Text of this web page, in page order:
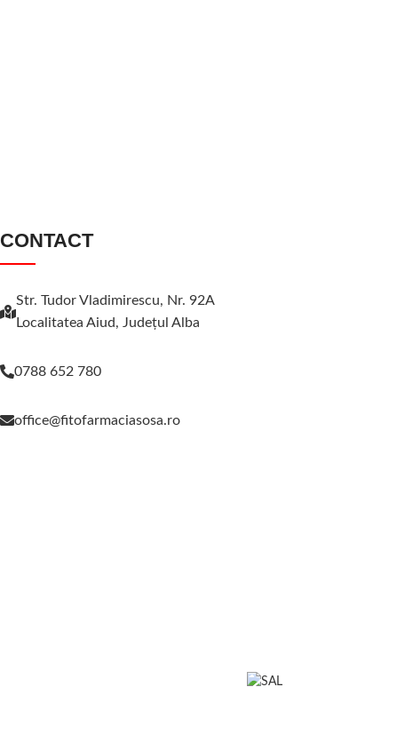
CONTACT
Str. Tudor Vladimirescu, Nr. 92A
Localitatea Aiud, Judeţul Alba
0788 652 780
office@fitofarmaciasosa.ro